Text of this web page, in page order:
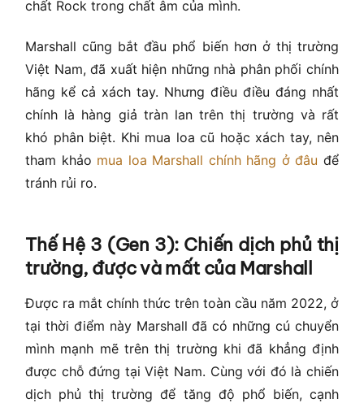
chất Rock trong chất âm của mình.
Marshall cũng bắt đầu phổ biến hơn ở thị trường
Việt Nam, đã xuất hiện những nhà phân phối chính
hãng kể cả xách tay. Nhưng điều điều đáng nhất
chính là hàng giả tràn lan trên thị trường và rất
khó phân biệt. Khi mua loa cũ hoặc xách tay, nên
tham khảo mua loa Marshall chính hãng ở đâu để
tránh rủi ro.
Thế Hệ 3 (Gen 3): Chiến dịch phủ thị
trường, được và mất của Marshall
Được ra mắt chính thức trên toàn cầu năm 2022, ở
tại thời điểm này Marshall đã có những cú chuyển
mình mạnh mẽ trên thị trường khi đã khẳng định
được chỗ đứng tại Việt Nam. Cùng với đó là chiến
dịch phủ thị trường để tăng độ phổ biến, cạnh